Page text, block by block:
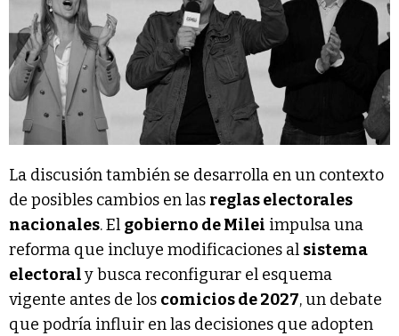
La discusión también se desarrolla en un contexto
de posibles cambios en las reglas electorales
nacionales. El gobierno de Milei impulsa una
reforma que incluye modificaciones al sistema
electoraly busca reconfigurar el esquema
vigente antes de los comicios de 2027, un debate
que podría influir en las decisiones que adopten